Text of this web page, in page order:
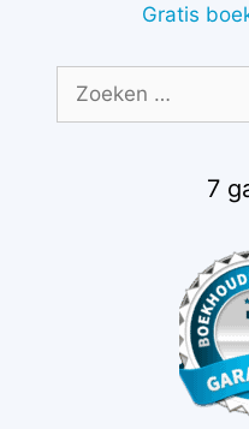
Gratis
naar:
7